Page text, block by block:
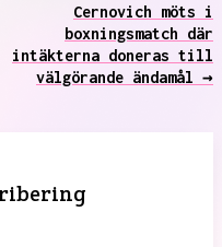
Cernovich möts i
boxningsmatch där
intäkterna doneras till
välgörande ändamål →